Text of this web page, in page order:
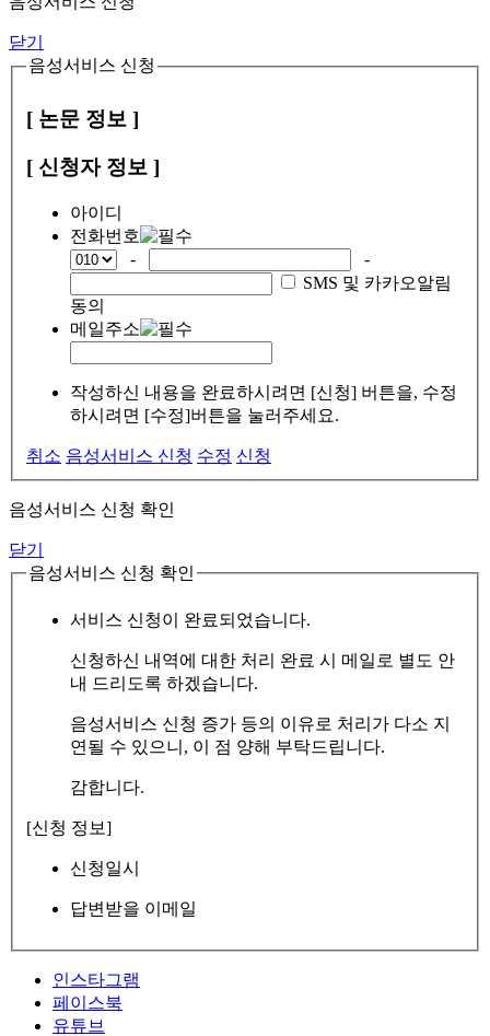
닫기
음성서비스 신청
[ 논문 정보 ]
[ 신청자 정보 ]
아이디
전화번호
-
-
SMS 및 카카오알림
동의
메일주소
작성하신 내용을 완료하시려면 [신청] 버튼을, 수정
하시려면 [수정]버튼을 눌러주세요.
취소 음성서비스 신청 수정 신청
음성서비스 신청 확인
닫기
음성서비스 신청 확인
서비스 신청이 완료되었습니다.
신청하신 내역에 대한 처리 완료 시 메일로 별도 안
내 드리도록 하겠습니다.
음성서비스 신청 증가 등의 이유로 처리가 다소 지
연될 수 있으니, 이 점 양해 부탁드립니다.
감합니다.
[신청 정보]
신청일시
답변받을 이메일
인스타그램
페이스북
유튜브